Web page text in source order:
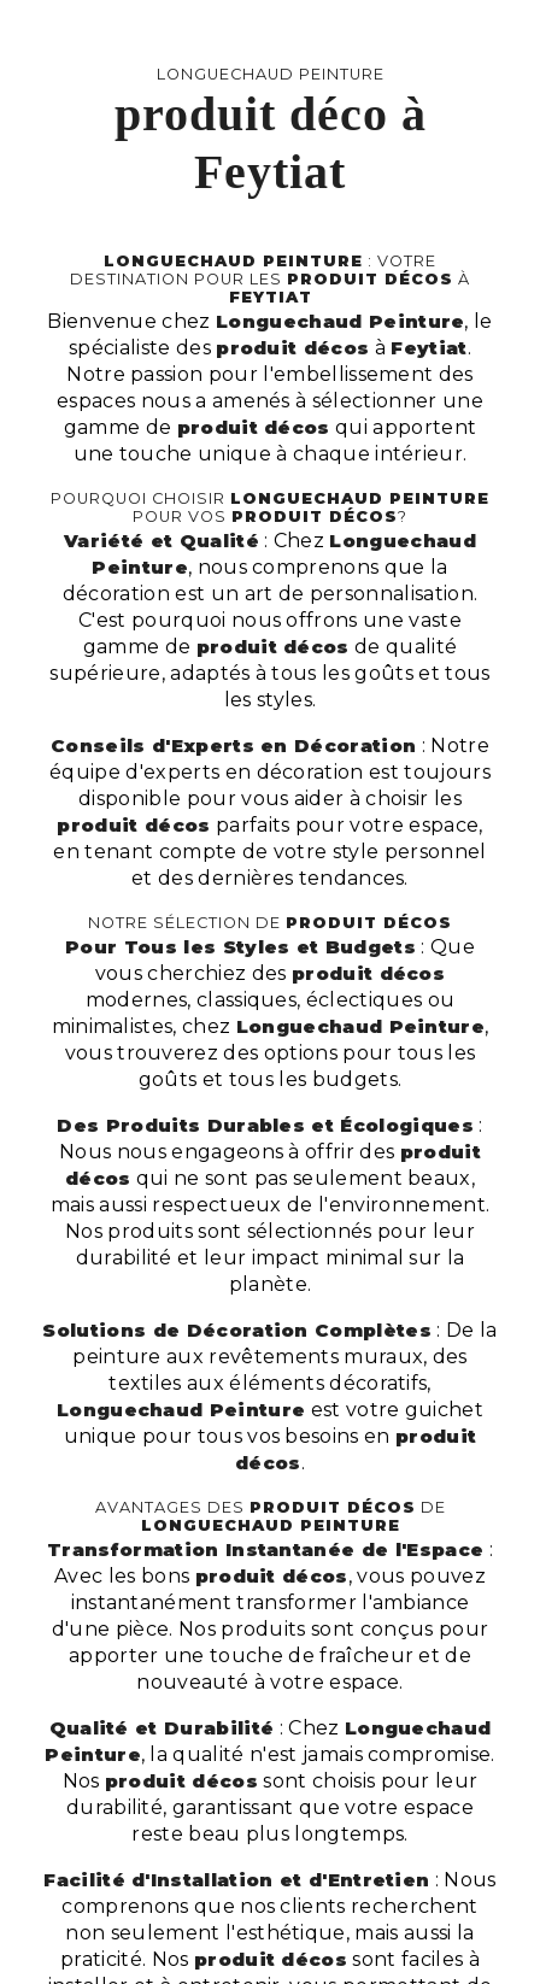
LONGUECHAUD PEINTURE
produit déco à
Feytiat
LONGUECHAUD PEINTURE : VOTRE
DESTINATION POUR LES PRODUIT DÉCOS À
FEYTIAT
Bienvenue chez Longuechaud Peinture, le
spécialiste des produit décos à Feytiat.
Notre passion pour l'embellissement des
espaces nous a amenés à sélectionner une
gamme de produit décos qui apportent
une touche unique à chaque intérieur.
POURQUOI CHOISIR LONGUECHAUD PEINTURE
POUR VOS PRODUIT DÉCOS?
Variété et Qualité : Chez Longuechaud
Peinture, nous comprenons que la
décoration est un art de personnalisation.
C'est pourquoi nous offrons une vaste
gamme de produit décos de qualité
supérieure, adaptés à tous les goûts et tous
les styles.
Conseils d'Experts en Décoration : Notre
équipe d'experts en décoration est toujours
disponible pour vous aider à choisir les
produit décos parfaits pour votre espace,
en tenant compte de votre style personnel
et des dernières tendances.
NOTRE SÉLECTION DE PRODUIT DÉCOS
Pour Tous les Styles et Budgets : Que
vous cherchiez des produit décos
modernes, classiques, éclectiques ou
minimalistes, chez Longuechaud Peinture,
vous trouverez des options pour tous les
goûts et tous les budgets.
Des Produits Durables et Écologiques :
Nous nous engageons à offrir des produit
décos qui ne sont pas seulement beaux,
mais aussi respectueux de l'environnement.
Nos produits sont sélectionnés pour leur
durabilité et leur impact minimal sur la
planète.
Solutions de Décoration Complètes : De la
peinture aux revêtements muraux, des
textiles aux éléments décoratifs,
Longuechaud Peinture est votre guichet
unique pour tous vos besoins en produit
décos.
AVANTAGES DES PRODUIT DÉCOS DE
LONGUECHAUD PEINTURE
Transformation Instantanée de l'Espace :
Avec les bons produit décos, vous pouvez
instantanément transformer l'ambiance
d'une pièce. Nos produits sont conçus pour
apporter une touche de fraîcheur et de
nouveauté à votre espace.
Qualité et Durabilité : Chez Longuechaud
Peinture, la qualité n'est jamais compromise.
Nos produit décos sont choisis pour leur
durabilité, garantissant que votre espace
reste beau plus longtemps.
Facilité d'Installation et d'Entretien : Nous
comprenons que nos clients recherchent
non seulement l'esthétique, mais aussi la
praticité. Nos produit décos sont faciles à